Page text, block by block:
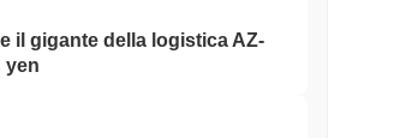
il gigante della logistica AZ-
yen